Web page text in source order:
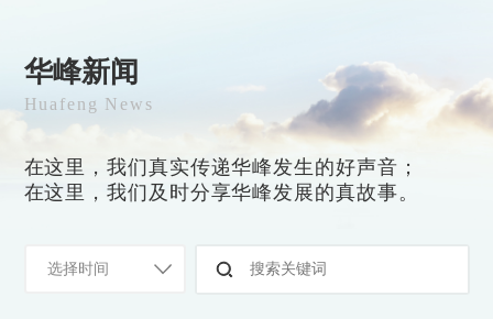
华峰新闻
Huafeng News
在这里，我们真实传递华峰发生的好声音；
在这里，我们及时分享华峰发展的真故事。
选择时间